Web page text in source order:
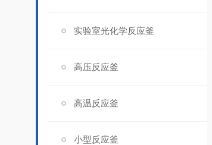
实验室光化学反应釜
高压反应釜
高温反应釜
小型反应釜